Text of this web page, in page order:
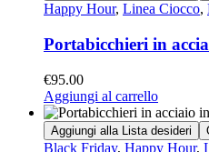
Happy Hour, Linea Ciocco,
Portabicchieri in
€95.00
Aggiungi al carrello
Aggiungi alla Lista desideri
Black Friday, Happy Hour,